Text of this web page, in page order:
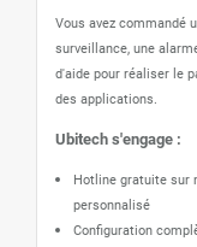
Vous avez commandé
surveillance, une
d'aide pour réaliser le
des applications.
Ubitech s'engage :
Hotline gratuite sur
personnalisé
Configuration